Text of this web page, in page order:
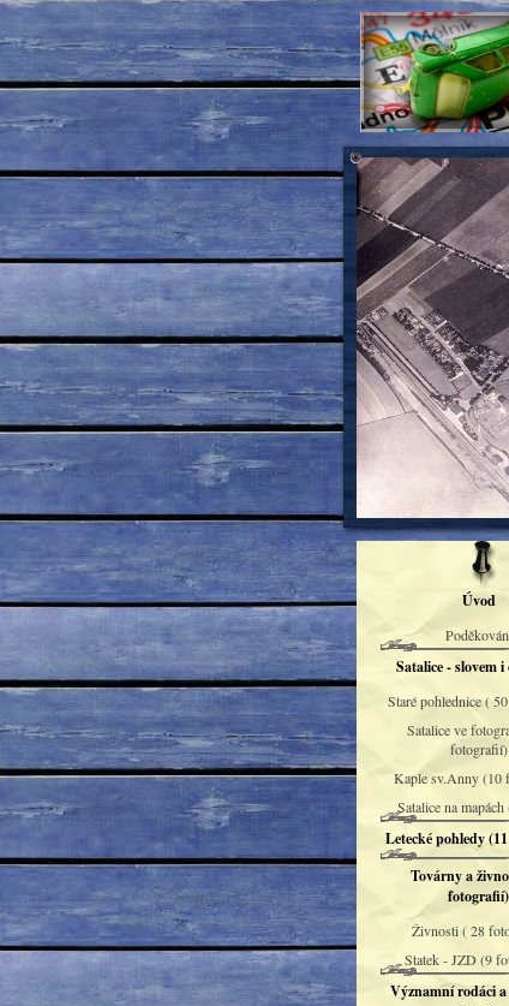
Úvod
Satalice - slovem
Staré pohlednice (
Satalice ve
fotografií)
Kaple sv.Anny (10
Satalice na
Letecké pohledy
Továrny a
fotografií)
Živnosti ( 28
Statek - JZD (9
Významní rodáci a